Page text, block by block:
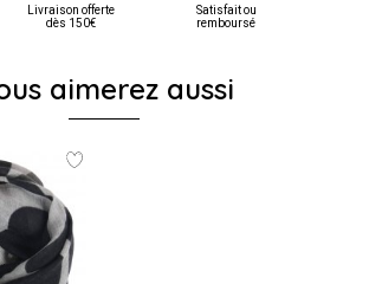
Livraison offerte
dès 150€
Satisfait ou
remboursé
aimerez aussi